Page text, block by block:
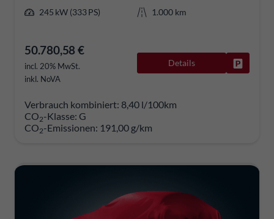
245 kW (333 PS)
1.000 km
50.780,58 €
incl. 20% MwSt.
inkl. NoVA
Details
Verbrauch kombiniert: 8,40 l/100km
CO2-Klasse: G
CO2-Emissionen: 191,00 g/km